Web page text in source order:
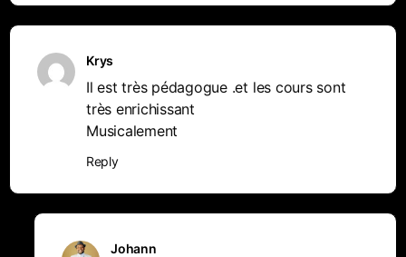
Krys
Il est très pédagogue .et les cours sont
très enrichissant
Musicalement
Reply
Johann